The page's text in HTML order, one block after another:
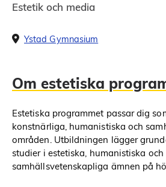
Estetik och media
Ystad Gymnasium
Om estetiska
Estetiska programmet passar dig
konstnärliga, humanistiska och
områden. Utbildningen lägger
studier i estetiska, humanistiska och
samhällsvetenskapliga ämnen på